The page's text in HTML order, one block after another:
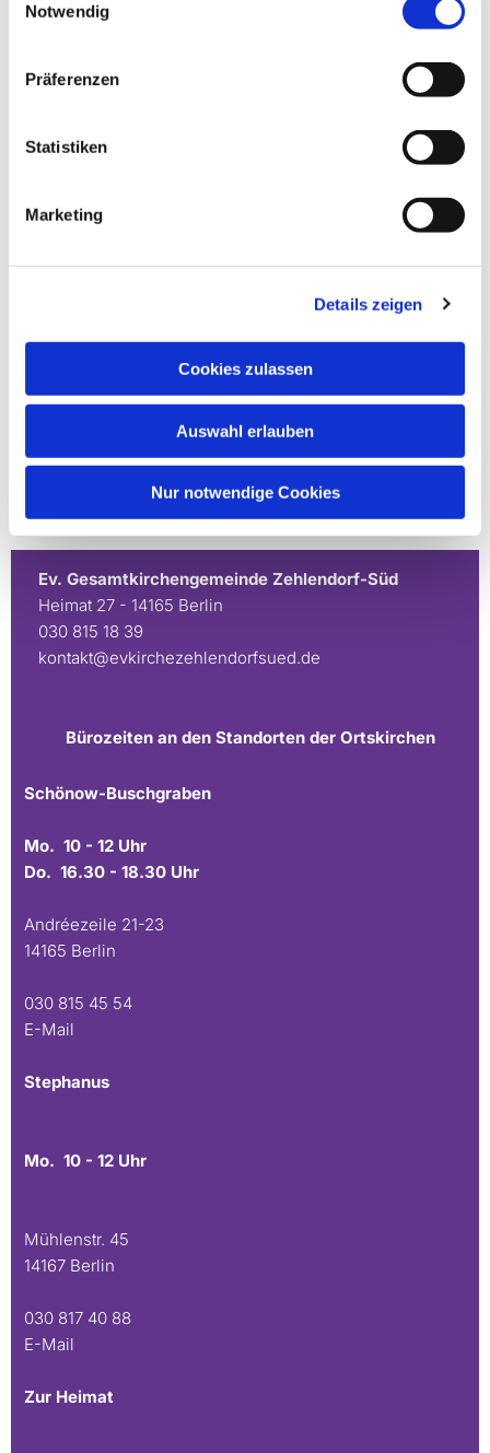
Notwendig
Präferenzen
Statistiken
Marketing
Details zeigen
Cookies zulassen
Auswahl erlauben
Nur notwendige Cookies
Ev. Gesamtkirchengemeinde Zehlendorf-Süd
Heimat 27 - 14165 Berlin
030 815 18 39
kontakt@evkirchezehlendorfsued.de
Bürozeiten an den Standorten der Ortskirchen
Schönow-Buschgraben
Mo. 10 - 12 Uhr
Do. 16.30 - 18.30 Uhr
Andréezeile 21-23
14165 Berlin
030 815 45 54
E-Mail
Stephanus
Mo. 10 - 12 Uhr
Mühlenstr. 45
14167 Berlin
030 817 40 88
E-Mail
Zur Heimat